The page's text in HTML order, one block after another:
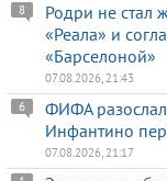
Родри не стал
«Реала» и
«Барселоной»
8
07.08.2026, 21:43
ФИФА
Инфантино
6
07.08.2026, 21:17